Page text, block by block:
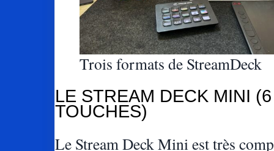
Trois formats de StreamDeck
LE STREAM DECK MINI (6
TOUCHES)
Le Stream Deck Mini est très